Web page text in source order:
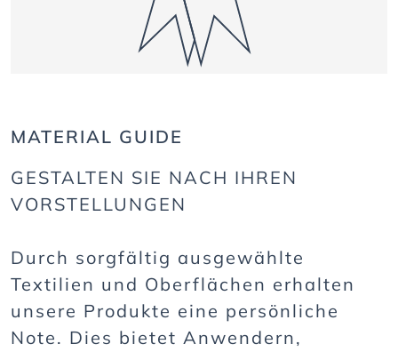
MATERIAL GUIDE
GESTALTEN SIE NACH IHREN
VORSTELLUNGEN
Durch sorgfältig ausgewählte
Textilien und Oberflächen erhalten
unsere Produkte eine persönliche
Note. Dies bietet Anwendern,